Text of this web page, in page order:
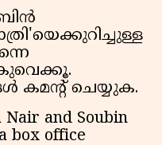
കമൻ്റ് ചെയ്യുക.
and Soubin
box office